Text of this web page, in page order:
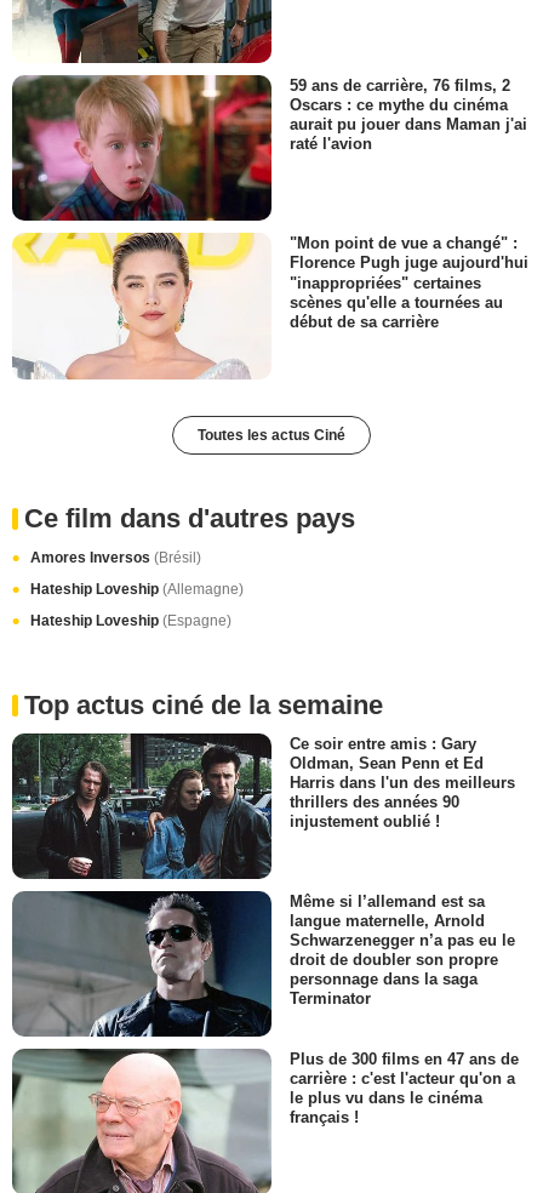
59 ans de carrière, 76 films, 2
Oscars : ce mythe du cinéma
aurait pu jouer dans Maman j'ai
raté l'avion
"Mon point de vue a changé" :
Florence Pugh juge aujourd'hui
"inappropriées" certaines
scènes qu'elle a tournées au
début de sa carrière
Toutes les actus Ciné
Ce film dans d'autres pays
Amores Inversos (Brésil)
Hateship Loveship (Allemagne)
Hateship Loveship (Espagne)
Top actus ciné de la semaine
Ce soir entre amis : Gary
Oldman, Sean Penn et Ed
Harris dans l'un des meilleurs
thrillers des années 90
injustement oublié !
Même si l’allemand est sa
langue maternelle, Arnold
Schwarzenegger n’a pas eu le
droit de doubler son propre
personnage dans la saga
Terminator
Plus de 300 films en 47 ans de
carrière : c'est l'acteur qu'on a
le plus vu dans le cinéma
français !